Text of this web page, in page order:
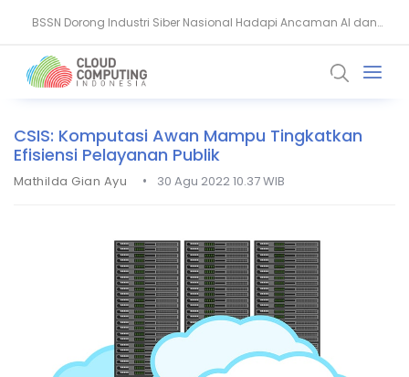
BSSN Dorong Industri Siber Nasional Hadapi Ancaman AI dan
Perancis Larang Anak di Bawah 15 Tahun Pakai Media Sosial
CSIS: Komputasi Awan Mampu Tingkatkan
Efisiensi Pelayanan Publik
Mathilda Gian Ayu • 30 Agu 2022 10.37 WIB